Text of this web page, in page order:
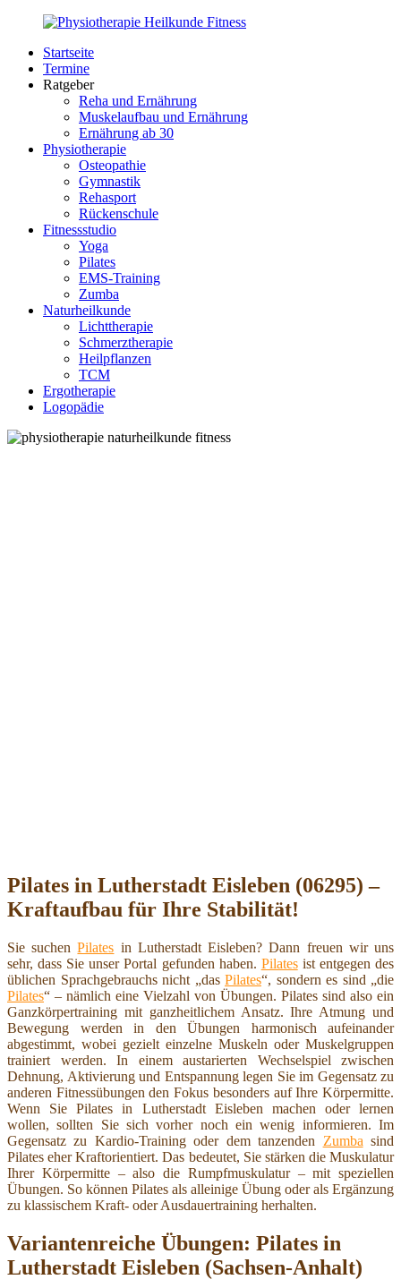
Zurück
Inhalt
PhysioMed-
Fit.de
Gesundheit
Startseite
Termine
Ratgeber
Reha und Ernährung
Muskelaufbau und Ernährung
Ernährung ab 30
Physiotherapie
Osteopathie
Gymnastik
Rehasport
Rückenschule
Fitnessstudio
Yoga
Pilates
EMS-Training
Zumba
Naturheilkunde
Lichttherapie
Schmerztherapie
Heilpflanzen
TCM
Ergotherapie
Logopädie
Pilates in Lutherstadt Eisleben (06295) –
Kraftaufbau für Ihre Stabilität!
Sie suchenPilates in Lutherstadt Eisleben? Dann freuen wir uns
sehr, dass Sie unser Portal gefunden haben. Pilatesist entgegen des
üblichen Sprachgebrauchs nicht „das Pilates“, sondern es sind „die
Pilates“ – nämlich eine Vielzahl von Übungen. Pilates sind also ein
Ganzkörpertraining mit ganzheitlichem Ansatz. Ihre Atmung und
Bewegung werden in den Übungen harmonisch aufeinander
abgestimmt, wobei gezielt einzelne Muskeln oder Muskelgruppen
trainiert werden. In einem austarierten Wechselspiel zwischen
Dehnung, Aktivierung und Entspannung legen Sie im Gegensatz zu
anderen Fitnessübungen den Fokus besonders auf Ihre Körpermitte.
Wenn Sie Pilates in Lutherstadt Eisleben machen oder lernen
wollen, sollten Sie sich vorher noch ein wenig informieren. Im
Gegensatz zu Kardio-Training oder dem tanzenden Zumba sind
Pilates eher Kraftorientiert. Das bedeutet, Sie stärken die Muskulatur
Ihrer Körpermitte – also die Rumpfmuskulatur – mit speziellen
Übungen. So können Pilates als alleinige Übung oder als Ergänzung
zu klassischem Kraft- oder Ausdauertraining herhalten.
Variantenreiche Übungen: Pilates in
Lutherstadt Eisleben (Sachsen-Anhalt)